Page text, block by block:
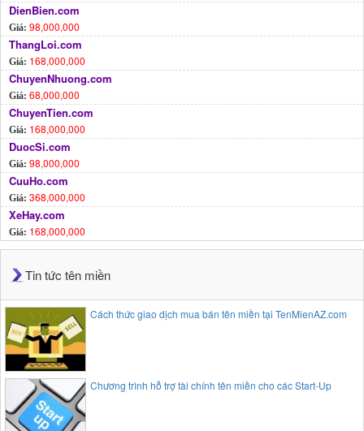
DienBien.com
Giá: 98,000,000
ThangLoi.com
Giá: 168,000,000
ChuyenNhuong.com
Giá: 68,000,000
ChuyenTien.com
Giá: 168,000,000
DuocSi.com
Giá: 98,000,000
CuuHo.com
Giá: 368,000,000
XeHay.com
Giá: 168,000,000
Tin tức tên miền
Cách thức giao dịch mua bán tên miền tại TenMienAZ.com
Chương trình hỗ trợ tài chính tên miền cho các Start-Up